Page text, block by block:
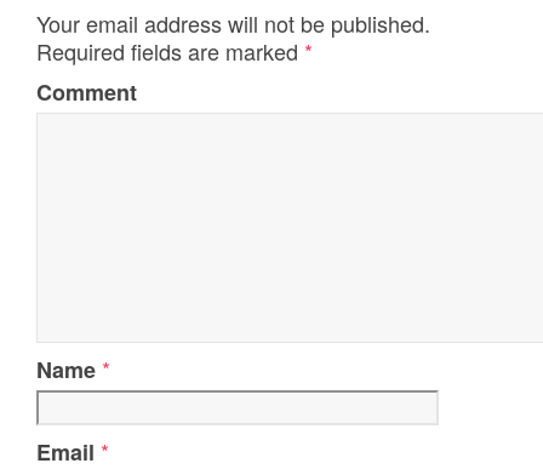
Your email address will not be published.
Required fields are marked *
Comment
Name *
Email *